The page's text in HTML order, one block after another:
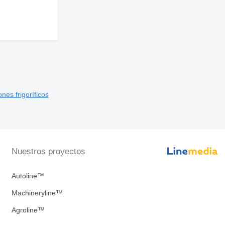
frigoríficos
Nuestros proyectos
Autoline™
Machineryline™
Agroline™